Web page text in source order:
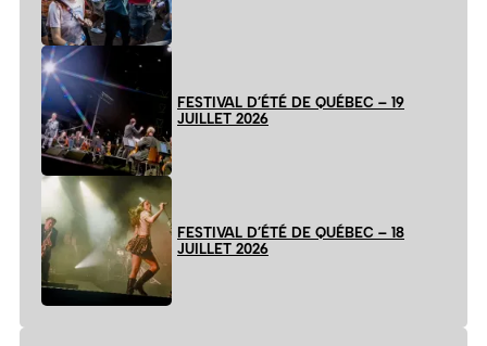
FESTIVAL D’ÉTÉ DE QUÉBEC – 19
JUILLET 2026
FESTIVAL D’ÉTÉ DE QUÉBEC – 18
JUILLET 2026